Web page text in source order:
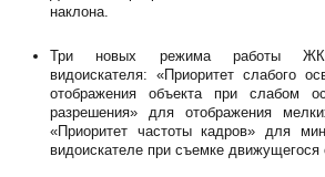
наклона.
Три новых режима работы ЖК-
видоискателя: «Приоритет слабого
отображения объекта при слабом
разрешения» для отображения
«Приоритет частоты кадров» для
видоискателе при съемке движущегося